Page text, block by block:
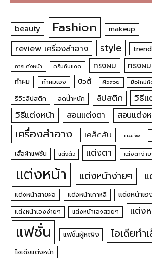
beauty Fashion makeup
review เครื่องสำอาง style
การแต่งหน้า ครีมกันแดด ทรงผม ทรงผ
ทำผม ทำผมเอง บิวตี้ ผิวสวย มือใหม่
รีวิวลิปสติก ลดน้ำหนัก ลิปสติก
วิธีแ
วิธีแต่งหน้า
สอนแต่งตา สอนแต่ง
เครื่องสำอาง เคล็ดลับ เมคอัพ
เสื้อผ้าแฟชั่น แต่งตัว แต่งตา แต่งตาง่า
แต่งหน้า แต่งหน้าง่ายๆ
แต่งหน้าสายฝอ แต่งหน้าเกาหลี แต่งหน้าเอง
แต่งหน้าเองง่ายๆ แต่งหน้าเองสวยๆ แต่ง
แฟชั่น แฟชั่นผู้หญิง ไอเดียทำ
ไอเดียแต่งหน้า